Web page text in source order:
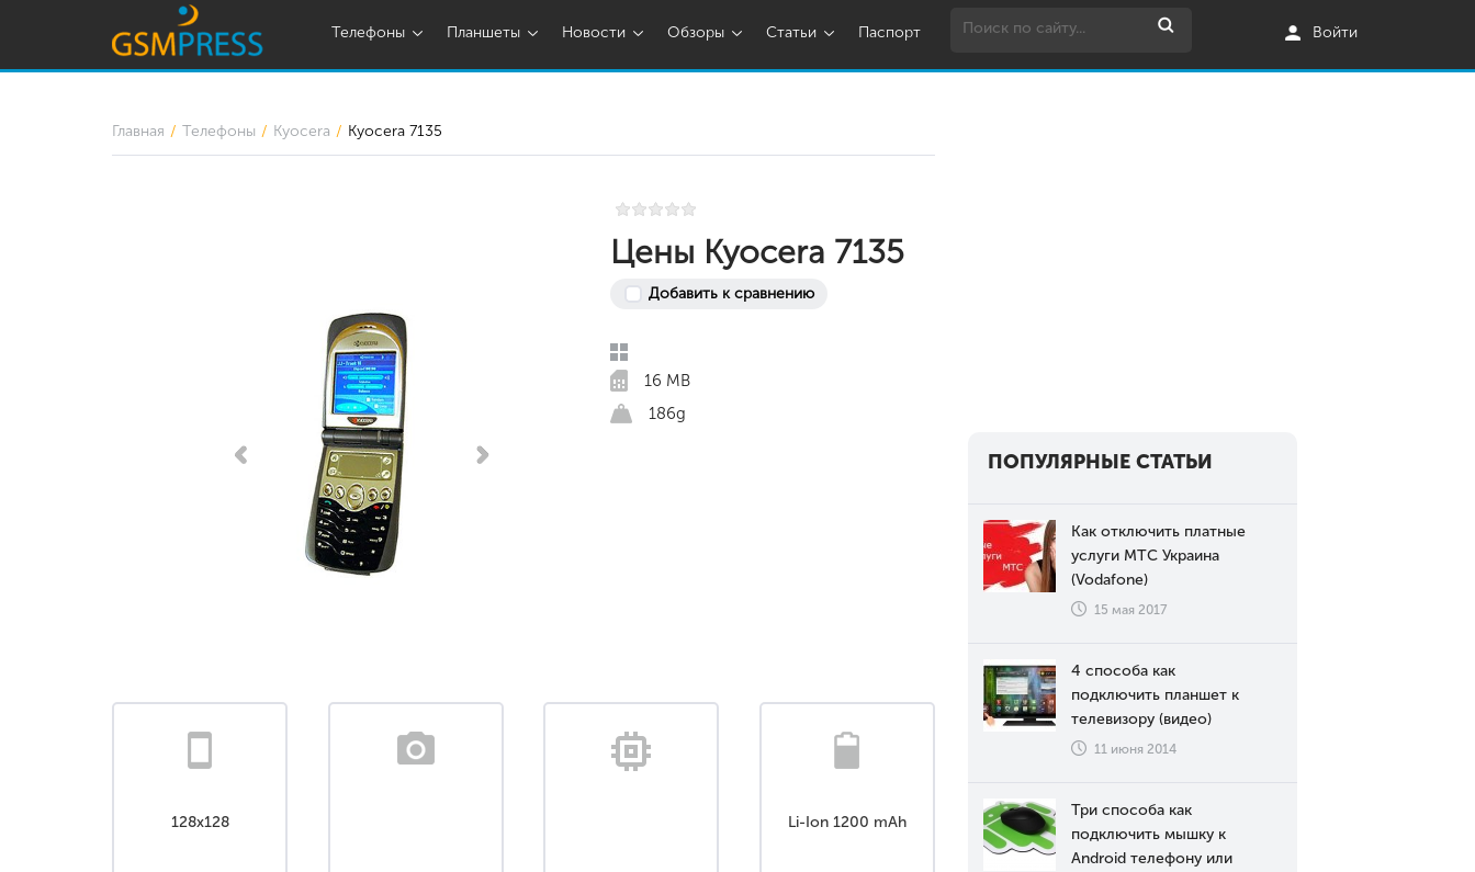
Телефоны Планшеты Новости Обзоры Статьи Паспорт Войти
Главная Телефоны Kyocera Kyocera 7135
Цены Kyocera 7135
Добавить к сравнению
16 MB
186g
128x128 Li-Ion 1200 mAh
ПОПУЛЯРНЫЕ СТАТЬИ
Как отключить платные
услуги МТС Украина
(Vodafone)
15 мая 2017
4 способа как
подключить планшет к
телевизору (видео)
11 июня 2014
Три способа как
подключить мышку к
Android телефону или